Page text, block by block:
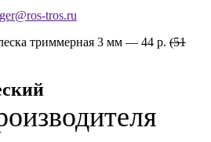
tros.ru
триммерная 3 мм — 44 р. (51